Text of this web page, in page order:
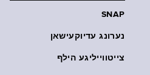
SNAP
נערונג עדיוקעישאן
צייטווייליגע הילף